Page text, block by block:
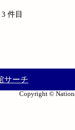
3 件目
サーチ
Copyright ©